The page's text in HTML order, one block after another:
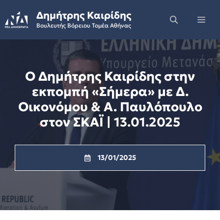
to
content
Δημήτρης Καιρίδης
Βουλευτής Βόρειου Τομέα Αθήνας
Ο Δημήτρης Καιρίδης στην
εκπομπή «Σήμερα» με Δ.
Οικονόμου & Ά. Παυλόπουλο
στον ΣΚΑΪ | 13.01.2025
13/01/2025